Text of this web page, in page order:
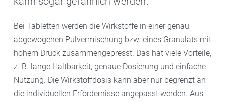
Bei Tabletten werden die Wirkstoffe in einer genau
abgewogenen Pulvermischung bzw. eines Granulats mit
hohem Druck zusammengepresst. Das hat viele Vorteile,
z. B. lange Haltbarkeit, genaue Dosierung und einfache
Nutzung. Die Wirkstoffdosis kann aber nur begrenzt an
die individuellen Erfordernisse angepasst werden. Aus